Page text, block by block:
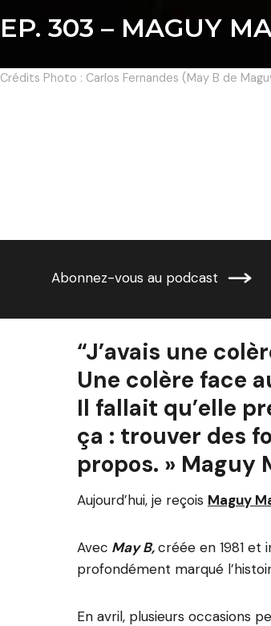
EP. 303 – MAGUY
Crédits Photo : Carlos Fernandes (May B de
Abonnez-vous au podcast
“J’avais une
Une colère face
Il fallait qu’elle
ça : trouver des
propos. » Maguy
Aujourd’hui, je reçois Maguy
Avec May B,créée en 1981 et
profondément marqué
En avril, plusieurs occasions